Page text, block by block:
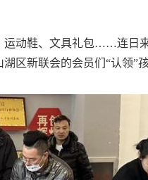
运动鞋、文具礼包……连日
区新联会的会员们“认领”